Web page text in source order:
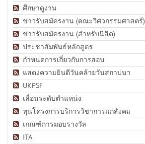
ศึกษาดูงาน
ข่าวรับสมัครงาน (คณะวิศวกรรมศาสตร์)
ข่าวรับสมัครงาน (สำหรับนิสิต)
ประชาสัมพันธ์หลักสูตร
กำหนดการเกี่ยวกับการสอบ
แสดงความยินดีวันคล้ายวันสถาปนา
UKPSF
เลื่อนระดับตำแหน่ง
ทุนโครงการบริการวิชาการแก่สังคม
เกณฑ์การมอบรางวัล
ITA